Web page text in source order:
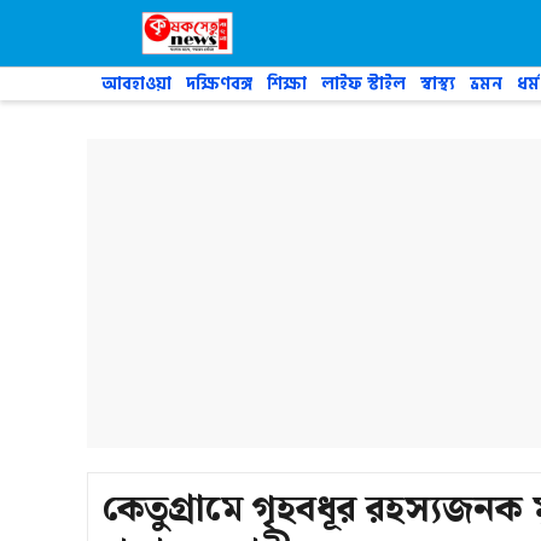
আবহাওয়া দক্ষিণবঙ্গ শিক্ষা লাইফ স্টাইল স্বাস্থ্য ভ্রমন ধর্ম
কেতুগ্রামে গৃহবধূর